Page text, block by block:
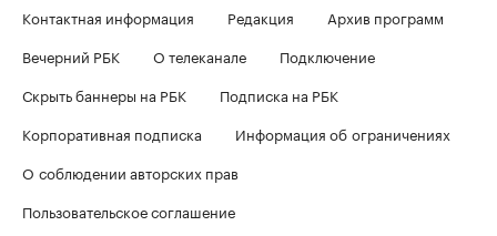
Контактная информация Редакция
Архив программ
Вечерний РБК
О телеканале
Подключение
Скрыть баннеры на РБК
Подписка на РБК
Корпоративная подписка
Информация об ограничениях
О соблюдении авторских прав
Пользовательское соглашение